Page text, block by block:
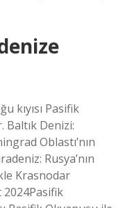
kıyısı Pasifik
Baltık Denizi:
Oblastı’nın
Rusya’nın
Krasnodar
2024Pasifik